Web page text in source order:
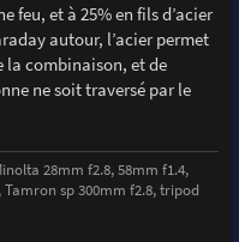
feu, et à 25% en fils d’acier
autour, l’acier permet
la combinaison, et de
ne soit traversé par le
28mm f2.8, 58mm f1.4,
Tamron sp 300mm f2.8, tripod